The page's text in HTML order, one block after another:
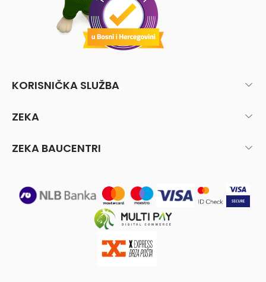
KORISNIČKA SLUŽBA
ZEKA
ZEKA BAUCENTRI